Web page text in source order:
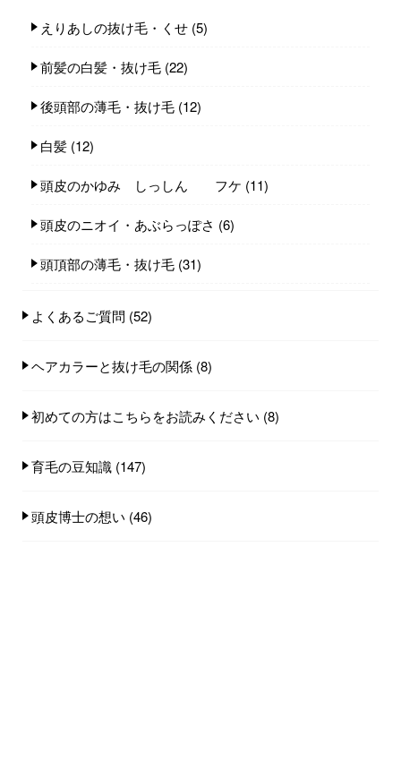
えりあしの抜け毛・くせ (5)
前髪の白髪・抜け毛 (22)
後頭部の薄毛・抜け毛 (12)
白髪 (12)
頭皮のかゆみ しっしん フケ (11)
頭皮のニオイ・あぶらっぽさ (6)
頭頂部の薄毛・抜け毛 (31)
よくあるご質問 (52)
ヘアカラーと抜け毛の関係 (8)
初めての方はこちらをお読みください (8)
育毛の豆知識 (147)
頭皮博士の想い (46)